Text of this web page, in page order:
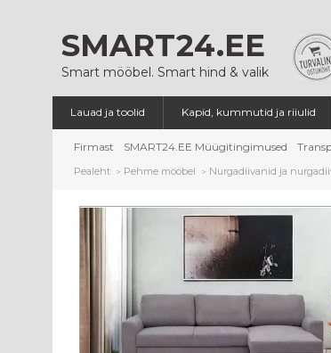
SMART24.EE
Smart mööbel. Smart hind & valik
Lauad ja toolid Kapid, kummutid ja riiulid
Firmast SMART24.EE Müügitingimused
Pealeht > Pehme mööbel > Nurgadiivanid ja